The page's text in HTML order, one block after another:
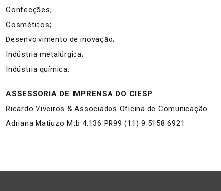
Confecções;
Cosméticos;
Desenvolvimento de inovação;
Indústria metalúrgica;
Indústria química.
ASSESSORIA DE IMPRENSA DO CIESP
Ricardo Viveiros & Associados Oficina de Comunicação
Adriana Matiuzo Mtb 4.136 PR99 (11) 9 5158 6921